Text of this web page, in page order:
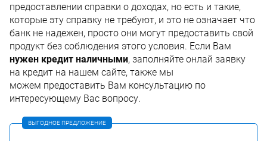
предоставлении справки о доходах, но есть и такие,
которые эту справку не требуют, и это не означает что
банк не надежен, просто они могут предоставить свой
продукт без соблюдения этого условия. Если Вам
нужен кредит наличными, заполняйте онлай заявку
на кредит на нашем сайте, также мы
можем предоставить Вам консультацию по
интересующему Вас вопросу.
ВЫГОДНОЕ ПРЕДЛОЖЕНИЕ